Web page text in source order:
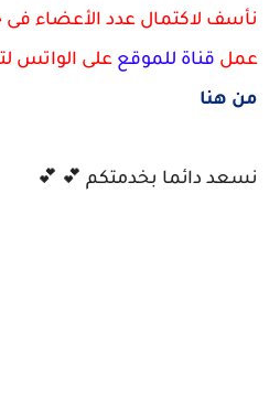
نأسف لاكتمال عدد الأعضاء
عمل قناة للموقع على الواتس
من هنا
نسعد دائما بخدمتكم 💕 💕